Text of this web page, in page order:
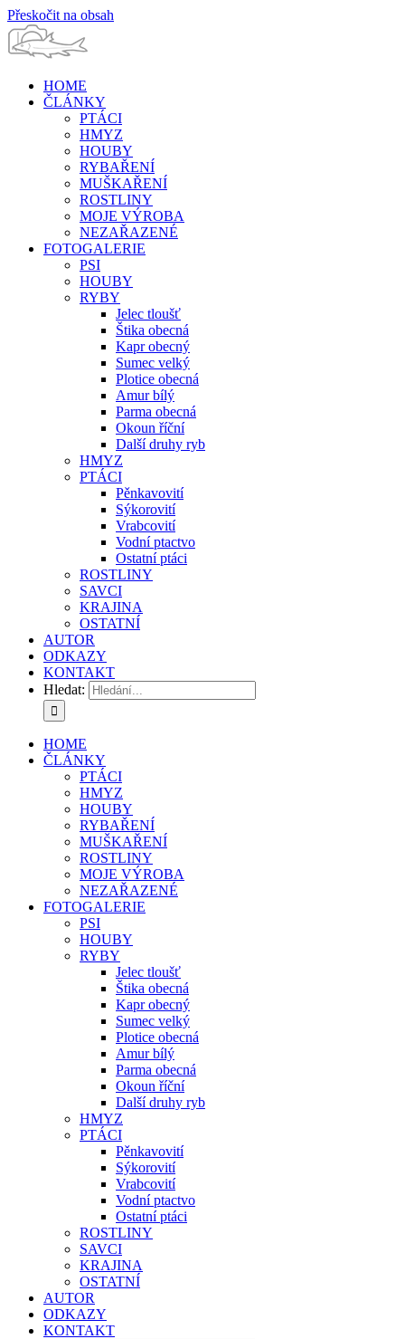
Přeskočit na obsah
HOME
ČLÁNKY
PTÁCI
HMYZ
HOUBY
RYBAŘENÍ
MUŠKAŘENÍ
ROSTLINY
MOJE VÝROBA
NEZAŘAZENÉ
FOTOGALERIE
PSI
HOUBY
RYBY
Jelec tloušť
Štika obecná
Kapr obecný
Sumec velký
Plotice obecná
Amur bílý
Parma obecná
Okoun říční
Další druhy ryb
HMYZ
PTÁCI
Pěnkavovití
Sýkorovití
Vrabcovití
Vodní ptactvo
Ostatní ptáci
ROSTLINY
SAVCI
KRAJINA
OSTATNÍ
AUTOR
ODKAZY
KONTAKT
Hledat:
HOME
ČLÁNKY
PTÁCI
HMYZ
HOUBY
RYBAŘENÍ
MUŠKAŘENÍ
ROSTLINY
MOJE VÝROBA
NEZAŘAZENÉ
FOTOGALERIE
PSI
HOUBY
RYBY
Jelec tloušť
Štika obecná
Kapr obecný
Sumec velký
Plotice obecná
Amur bílý
Parma obecná
Okoun říční
Další druhy ryb
HMYZ
PTÁCI
Pěnkavovití
Sýkorovití
Vrabcovití
Vodní ptactvo
Ostatní ptáci
ROSTLINY
SAVCI
KRAJINA
OSTATNÍ
AUTOR
ODKAZY
KONTAKT